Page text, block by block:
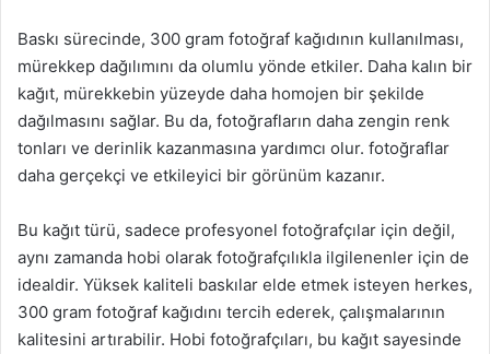
Baskı sürecinde, 300 gram fotoğraf kağıdının kullanılması,
mürekkep dağılımını da olumlu yönde etkiler. Daha kalın bir
kağıt, mürekkebin yüzeyde daha homojen bir şekilde
dağılmasını sağlar. Bu da, fotoğrafların daha zengin renk
tonları ve derinlik kazanmasına yardımcı olur. fotoğraflar
daha gerçekçi ve etkileyici bir görünüm kazanır.
Bu kağıt türü, sadece profesyonel fotoğrafçılar için değil,
aynı zamanda hobi olarak fotoğrafçılıkla ilgilenenler için de
idealdir. Yüksek kaliteli baskılar elde etmek isteyen herkes,
300 gram fotoğraf kağıdını tercih ederek, çalışmalarının
kalitesini artırabilir. Hobi fotoğrafçıları, bu kağıt sayesinde